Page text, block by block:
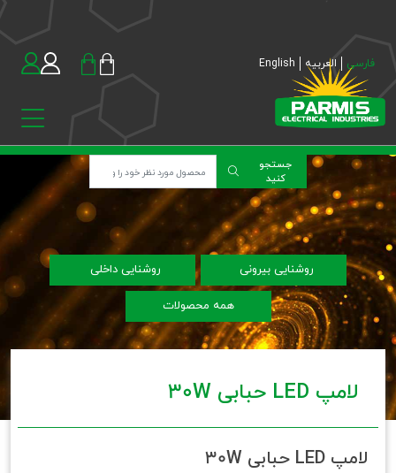
فارسی العربیه English
جستجو
کنید
روشنایی بیرونی روشنایی داخلی
همه محصولات
لامپ LED حبابی 30W
لامپ LED حبابی 30W